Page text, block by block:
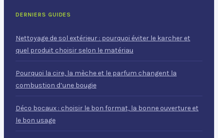
DERNIERS GUIDES
Nettoyage de sol extérieur : pourquoi éviter le karcher et
quel produit choisir selon le matériau
Pourquoi la cire, la mèche et le parfum changent la
combustion d’une bougie
Déco bocaux : choisir le bon format, la bonne ouverture et
le bon usage